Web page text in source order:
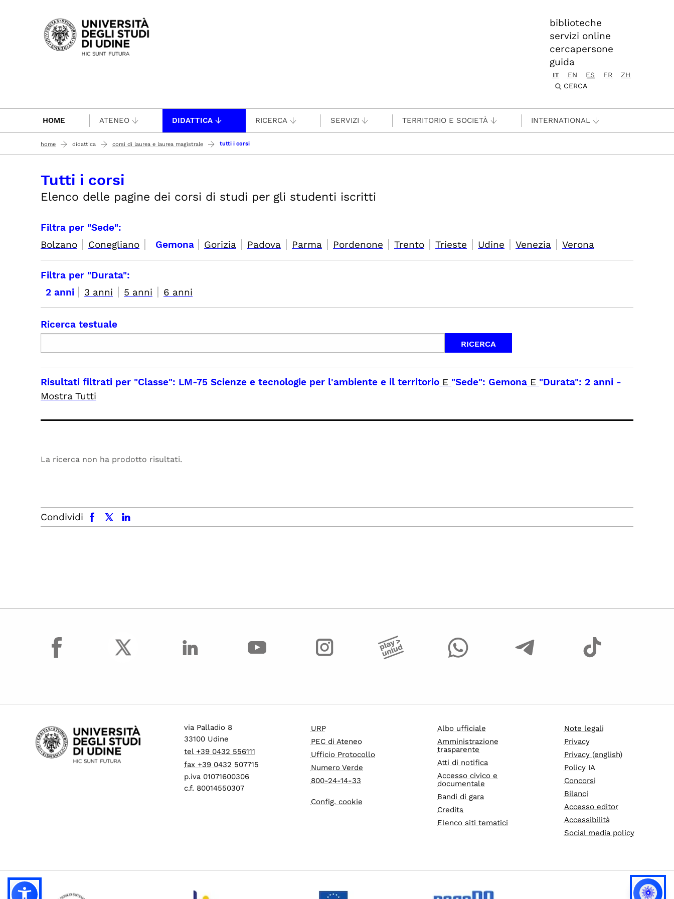
Passa al contenuto principale
biblioteche
servizi online
cercapersone
guida
IT EN ES FR
ZH
CERCA
HOME ATENEO DIDATTICA RICERCA SERVIZI TERRITORIO E SOCIETÀ INTERNATIONAL
home didattica corsi di laurea e laurea magistrale tutti i corsi
Tutti i corsi
Elenco delle pagine dei corsi di studi per gli studenti iscritti
Filtra per "Sede":
Bolzano | Conegliano | Gemona | Gorizia | Padova | Parma | Pordenone | Trento | Trieste | Udine | Venezia | Verona
Filtra per "Durata":
2 anni | 3 anni | 5 anni | 6 anni
Ricerca testuale
Risultati filtrati per "Classe": LM-75 Scienze e tecnologie per l'ambiente e il territorio E "Sede": Gemona E "Durata": 2 anni -
Mostra Tutti
La ricerca non ha prodotto risultati.
Condividi
facebook x.com linkedin
facebook
via Palladio 8
33100 Udine
tel +39 0432 556111
fax +39 0432 507715
p.iva 01071600306
c.f. 80014550307
URP
PEC di Ateneo
Ufficio Protocollo
Numero Verde
800-24-14-33
Config. cookie
Albo ufficiale
Amministrazione
trasparente
Atti di notifica
Accesso civico e
documentale
Bandi di gara
Credits
Elenco siti tematici
Note legali
Privacy
Privacy (english)
Policy IA
Concorsi
Bilanci
Accesso editor
Accessibilità
Social media policy